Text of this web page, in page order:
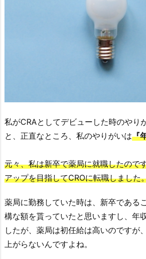
私がCRAとしてデビューした時のやり
と、正直なところ、私のやりがいは『
元々、私は新卒で薬局に就職したので
アップを目指してCROに転職しました
薬局に勤務していた時は、新卒である
構な額を貰っていたと思いますし、年
したが、薬局は初任給は高いのですが
上がらないんですよね。